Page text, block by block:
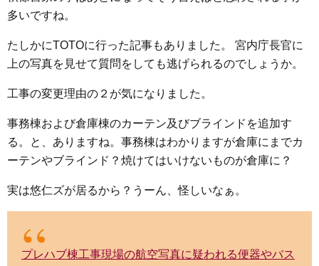
多いですね。
たしかにTOTOに行った記事もありました。 宮内庁長官に
上の写真を見せて質問をしても逃げられるのでしょうか。
工事の変更理由の２が気になりました。
事務棟および倉庫棟のカーテン及びブラインドを追加す
る。と、ありますね。事務棟はわかりますが倉庫にまでカ
ーテンやブラインド？焼けてはいけないものが倉庫に？
実は悠仁ズが居るから？うーん、怪しいなぁ。
プレハブ棟工事現場の航空写真に疑われる便器やバス